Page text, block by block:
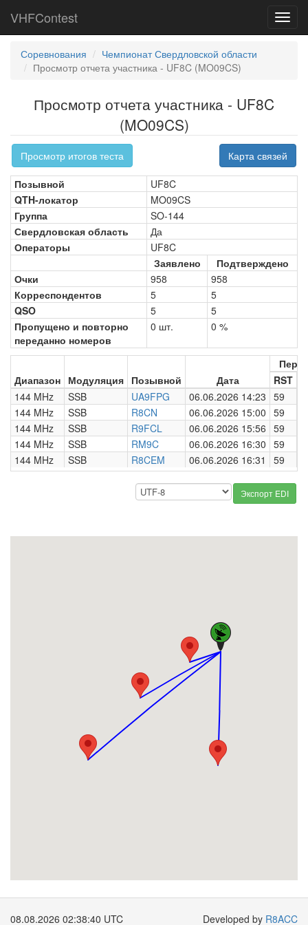
VHFContest
Соревнования
Чемпионат Свердловской области
Просмотр отчета участника - UF8C (MO09CS)
Просмотр отчета участника - UF8C
(MO09CS)
Просмотр итогов теста Карта связей
Позывной
UF8C
QTH-локатор
MO09CS
Группа
SO-144
Свердловская область
Да
Операторы
UF8C
Заявлено
Подтверждено
Очки
958
958
Корреспондентов
5
5
QSO
5
5
Пропущено и повторно
переданно номеров
0 шт. 0 %
Диапазон Модуляция Позывной Дата
RST
144 MHz
SSB UA9FPG 06.06.2026 14:23 59
144 MHz
SSB R8CN 06.06.2026 15:00 59
144 MHz
SSB R9FCL 06.06.2026 15:56 59
144 MHz
SSB RM9C 06.06.2026 16:30 59
144 MHz
SSB R8CEM 06.06.2026 16:31 59
Экспорт EDI
08.08.2026 02:38:41 UTC Developed by R8ACC